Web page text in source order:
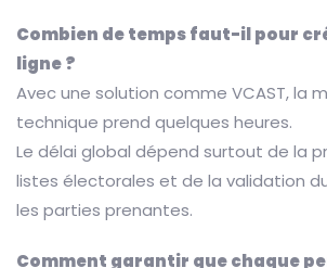
Combien de temps faut-il pour
ligne ?
Avec une solution comme VCAST, la
technique prend quelques heures.
Le délai global dépend surtout de la
listes électorales et de la validation
les parties prenantes.
Comment garantir que chaque